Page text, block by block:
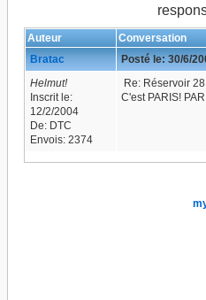
Auteur
Conversation
Bratac
Posté le: 30/6/
Helmut!
Inscrit le:
12/2/2004
De: DTC
Envois: 2374
Re: Réservoir
C'est PARIS!